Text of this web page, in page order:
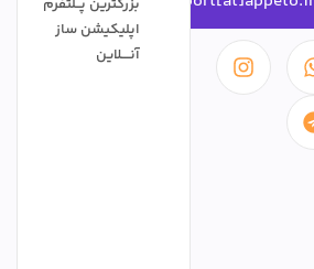
بزرگترین پــلتفرم
اپلیکیشن ساز
آنــــلاین